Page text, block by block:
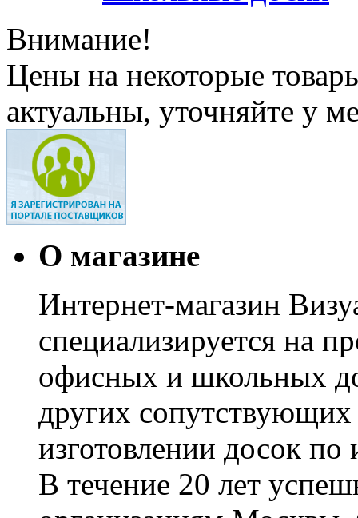
Внимание!
Цены на некоторые
актуальны, уточняйте у
О магазине
Интернет-магазин
специализируется на
офисных и школьных
других сопутствующих
изготовлении досок по
В течение 20 лет